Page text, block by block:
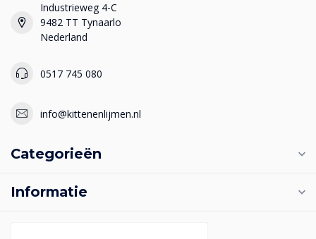
Industrieweg 4-C
9482 TT Tynaarlo
Nederland
0517 745 080
info@kittenenlijmen.nl
Categorieën
Informatie